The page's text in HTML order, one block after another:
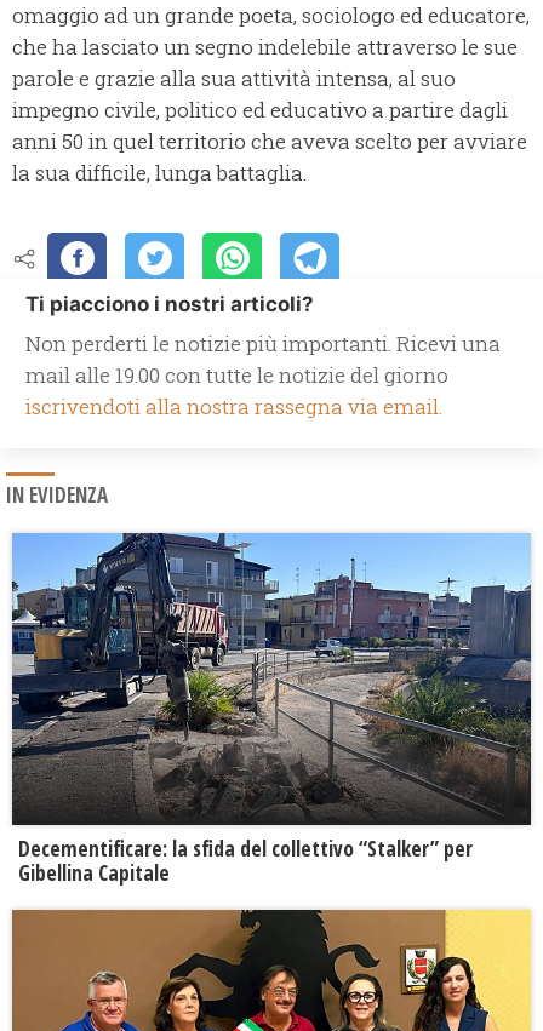
omaggio ad un grande poeta, sociologo ed educatore,
che ha lasciato un segno indelebile attraverso le sue
parole e grazie alla sua attività intensa, al suo
impegno civile, politico ed educativo a partire dagli
anni 50 in quel territorio che aveva scelto per avviare
la sua difficile, lunga battaglia.
Ti piacciono i nostri articoli?
Non perderti le notizie più importanti. Ricevi una
mail alle 19.00 con tutte le notizie del giorno
iscrivendoti alla nostra rassegna via email.
IN EVIDENZA
Decementificare: la sfida del collettivo “Stalker” per
Gibellina Capitale